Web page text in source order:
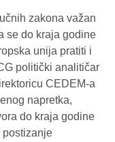
zakona važan
se do kraja godine
unija pratiti i
politički analitičar
CEDEM-a
napretka,
do kraja godine
postizanje